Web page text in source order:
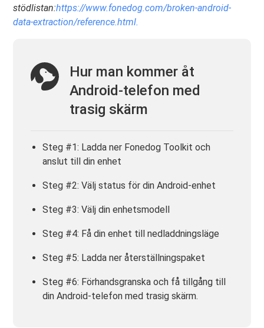
stödlistan:https://www.fonedog.com/broken-android-
data-extraction/reference.html.
Hur man kommer åt
Android-telefon med
trasig skärm
Steg #1: Ladda ner Fonedog Toolkit och
anslut till din enhet
Steg #2: Välj status för din Android-enhet
Steg #3: Välj din enhetsmodell
Steg #4: Få din enhet till nedladdningsläge
Steg #5: Ladda ner återställningspaket
Steg #6: Förhandsgranska och få tillgång till
din Android-telefon med trasig skärm.